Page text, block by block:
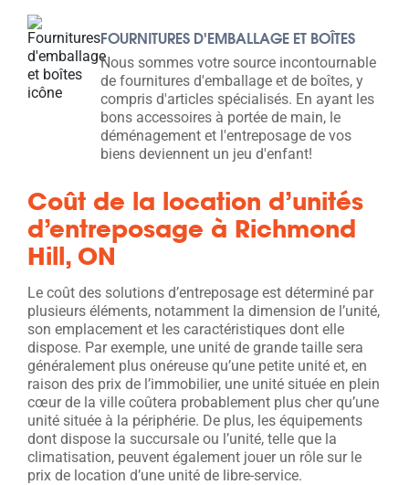
FOURNITURES D'EMBALLAGE ET BOÎTES
Nous sommes votre source incontournable
de fournitures d'emballage et de boîtes, y
compris d'articles spécialisés. En ayant les
bons accessoires à portée de main, le
déménagement et l'entreposage de vos
biens deviennent un jeu d'enfant!
Coût de la location d’unités
d’entreposage à Richmond
Hill, ON
Le coût des solutions d’entreposage est déterminé par
plusieurs éléments, notamment la dimension de l’unité,
son emplacement et les caractéristiques dont elle
dispose. Par exemple, une unité de grande taille sera
généralement plus onéreuse qu’une petite unité et, en
raison des prix de l’immobilier, une unité située en plein
cœur de la ville coûtera probablement plus cher qu’une
unité située à la périphérie. De plus, les équipements
dont dispose la succursale ou l’unité, telle que la
climatisation, peuvent également jouer un rôle sur le
prix de location d’une unité de libre-service.